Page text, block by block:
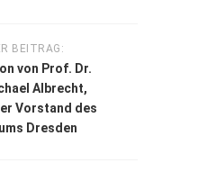
BEITRAG:
von Prof. Dr.
Albrecht,
Vorstand des
Dresden